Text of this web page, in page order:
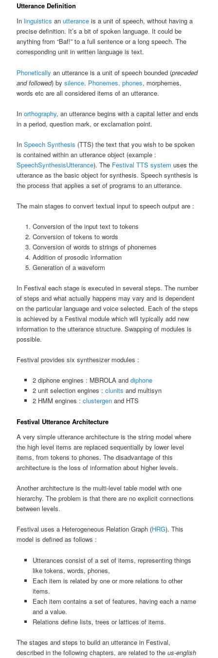
Utterance Definition
Inlinguistics anutterance is a unit of speech, without having a
precise definition. It’s a bit of spoken language. It could be
anything from “Baf!” to a full sentence or a long speech. The
corresponding unit in written language is text.
Phonetically an utterance is a unit of speech bounded (preceded
and followed) bysilence. Phonemes, phones, morphemes,
words etc are all considered items of an utterance.
Inorthography, an utterance begins with a capital letter and ends
in a period, question mark, or exclamation point.
InSpeech Synthesis (TTS) the text that you wish to be spoken
is contained within an utterance object (example :
SpeechSynthesisUtterance). The Festival TTS system uses the
utterance as the basic object for synthesis. Speech synthesis is
the process that applies a set of programs to an utterance.
The main stages to convert textual input to speech output are :
Conversion of the input text to tokens
Conversion of tokens to words
Conversion of words to strings of phonemes
Addition of prosodic information
Generation of a waveform
In Festival each stage is executed in several steps. The number
of steps and what actually happens may vary and is dependent
on the particular language and voice selected. Each of the steps
is achieved by a Festival module which will typically add new
information to the utterance structure. Swapping of modules is
possible.
Festival provides six synthesizer modules :
2 diphone engines : MBROLA and diphone
2 unit selection engines : clunits and multisyn
2 HMM engines : clustergenand HTS
Festival Utterance Architecture
A very simple utterance architecture is the string model where
the high level items are replaced sequentially by lower level
items, from tokens to phones. The disadvantage of this
architecture is the loss of information about higher levels.
Another architecture is the multi-level table model with one
hierarchy. The problem is that there are no explicit connections
between levels.
Festival uses a Heterogeneous Relation Graph (HRG). This
model is defined as follows :
Utterances consist of a set of items, representing things
like tokens, words, phones,
Each item is related by one or more relations to other
items.
Each item contains a set of features, having each a name
and a value.
Relations define lists, trees or lattices of items.
The stages and steps to build an utterance in Festival,
described in the following chapters, are related to theus-english